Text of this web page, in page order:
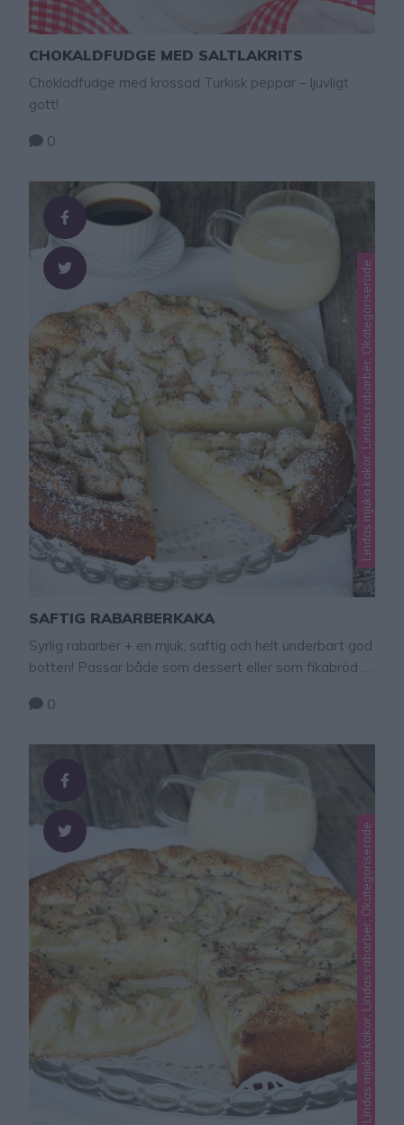
CHOKALDFUDGE MED SALTLAKRITS
Chokladfudge med krossad Turkisk peppar – ljuvligt
gott!
0
Lindas mjuka kakor, Lindas rabarber, Okategoriserade
SAFTIG RABARBERKAKA
Syrlig rabarber + en mjuk, saftig och helt underbart god
botten! Passar både som dessert eller som fikabröd till
0
Lindas mjuka kakor, Lindas rabarber, Okategoriserade